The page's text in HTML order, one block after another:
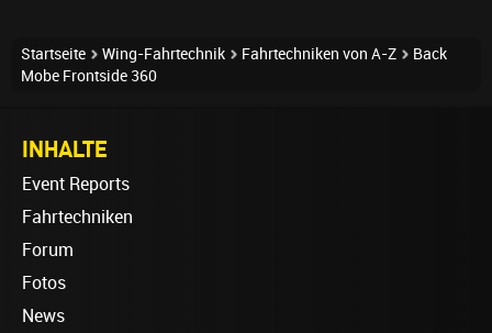
Startseite Wing-Fahrtechnik Fahrtechniken von A-Z
Back
Mobe Frontside 360
INHALTE
Event Reports
Fahrtechniken
Forum
Fotos
News